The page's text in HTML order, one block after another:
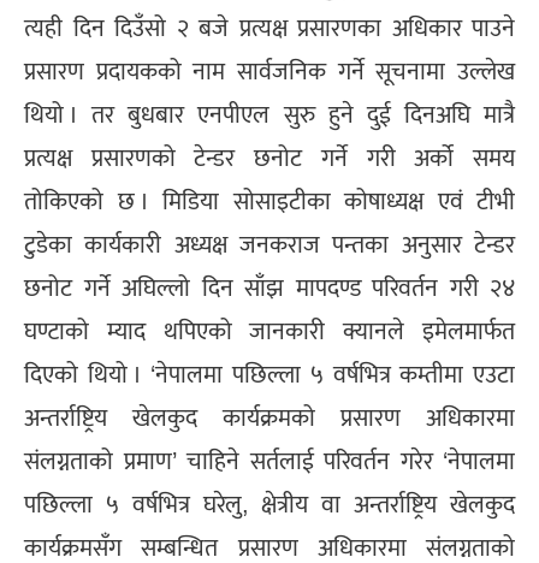
त्यही दिन दिउँसो २ बजे प्रत्यक्ष प्रसारणका अधिकार पाउने
प्रसारण प्रदायकको नाम सार्वजनिक गर्ने सूचनामा उल्लेख
थियो । तर बुधबार एनपीएल सुरु हुने दुई दिनअघि मात्रै
प्रत्यक्ष प्रसारणको टेन्डर छनोट गर्ने गरी अर्को समय
तोकिएको छ । मिडिया सोसाइटीका कोषाध्यक्ष एवं टीभी
टुडेका कार्यकारी अध्यक्ष जनकराज पन्तका अनुसार टेन्डर
छनोट गर्ने अघिल्लो दिन साँझ मापदण्ड परिवर्तन गरी २४
घण्टाको म्याद थपिएको जानकारी क्यानले इमेलमार्फत
दिएको थियो । ‘नेपालमा पछिल्ला ५ वर्षभित्र कम्तीमा एउटा
अन्तर्राष्ट्रिय खेलकुद कार्यक्रमको प्रसारण अधिकारमा
संलग्नताको प्रमाण’ चाहिने सर्तलाई परिवर्तन गरेर ‘नेपालमा
पछिल्ला ५ वर्षभित्र घरेलु, क्षेत्रीय वा अन्तर्राष्ट्रिय खेलकुद
कार्यक्रमसँग सम्बन्धित प्रसारण अधिकारमा संलग्नताको